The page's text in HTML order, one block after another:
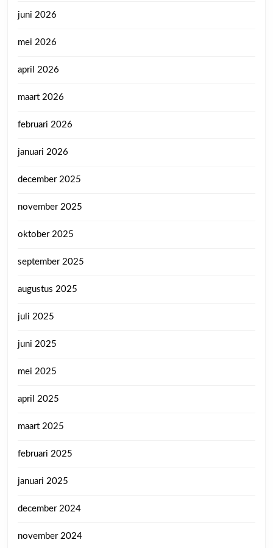
juni 2026
mei 2026
april 2026
maart 2026
februari 2026
januari 2026
december 2025
november 2025
oktober 2025
september 2025
augustus 2025
juli 2025
juni 2025
mei 2025
april 2025
maart 2025
februari 2025
januari 2025
december 2024
november 2024